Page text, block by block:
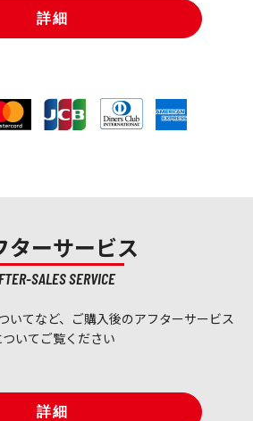
詳細
ターサービス
SALES SERVICE
いてなど、ご購入後のアフターサービス
ついてご覧ください
詳細